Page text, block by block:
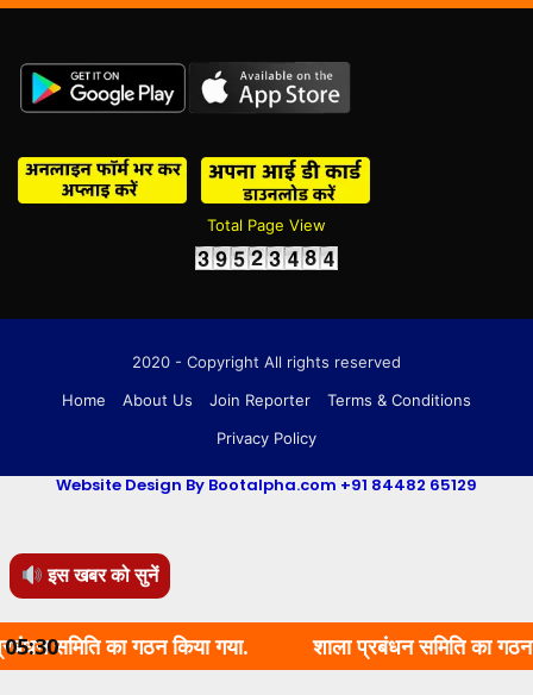
इस खबर को सुनें
Total Page View
2020 - Copyright All rights reserved
Home
About Us Join Reporter
Terms & Conditions
Privacy Policy
Website Design By Bootalpha.com +91 84482 65129
गठन किया गया. शाला प्रबंधन समिति का गठन किया गया.
05:30